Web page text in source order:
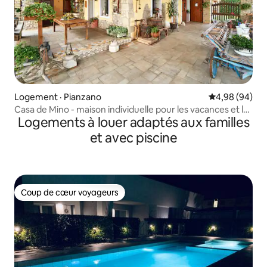
Logement · Pianzano Note
4,98 (94)
Casa de Mino - maison individuelle pour les vacances et le
travail
Logements à louer adaptés aux familles
et avec piscine
Coup de cœur voyageurs
Coup de cœur voyageurs